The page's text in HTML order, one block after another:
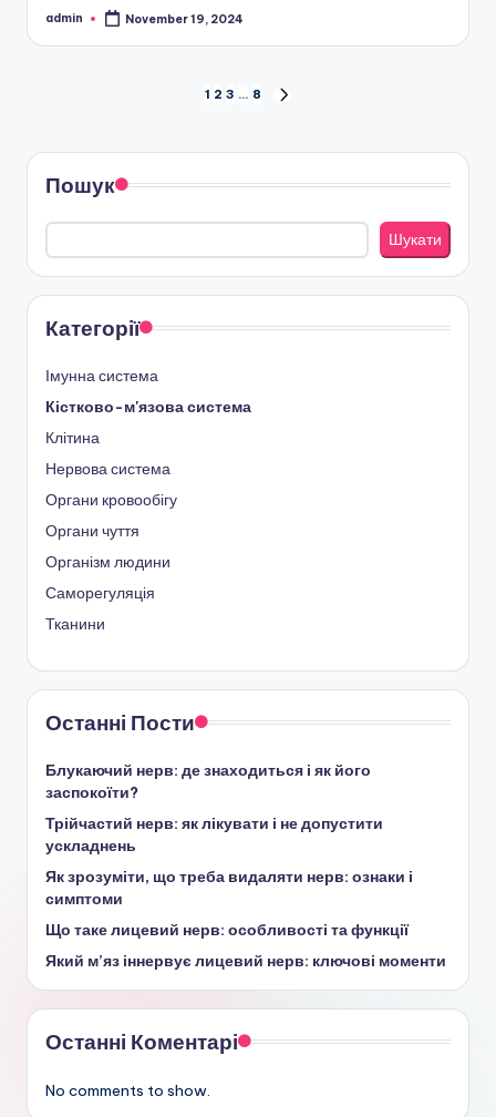
Posted
admin November 19, 2024
pagination
1 2 3 … 8
Пошук
Шукати
Категорії
Імунна система
Кістково-м'язова система
Клітина
Нервова система
Органи кровообігу
Органи чуття
Організм людини
Саморегуляція
Тканини
Останні Пости
Блукаючий нерв: де знаходиться і як його
заспокоїти?
Трійчастий нерв: як лікувати і не допустити
ускладнень
Як зрозуміти, що треба видаляти нерв: ознаки і
симптоми
Що таке лицевий нерв: особливості та функції
Який м’яз іннервує лицевий нерв: ключові моменти
Останні Коментарі
No comments to show.